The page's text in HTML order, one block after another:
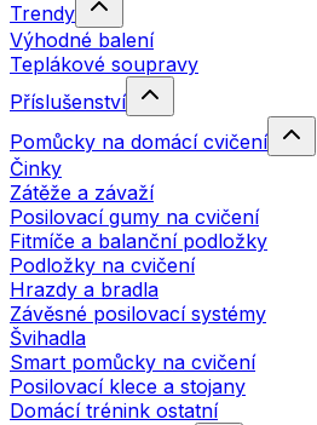
Trendy
Výhodné balení
Teplákové soupravy
Příslušenství
Pomůcky na domácí cvičení
Činky
Zátěže a závaží
Posilovací gumy na cvičení
Fitmíče a balanční podložky
Podložky na cvičení
Hrazdy a bradla
Závěsné posilovací systémy
Švihadla
Smart pomůcky na cvičení
Posilovací klece a stojany
Domácí trénink ostatní